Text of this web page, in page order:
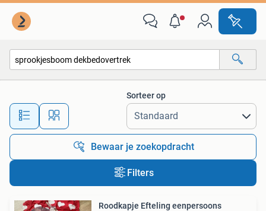
Alle afstanden…
Sorteer op
Bewaar je zoekopdracht
Filters
Roodkapje Efteling eenpersoons